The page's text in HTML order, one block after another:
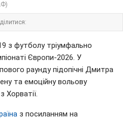
з футболу тріумфально
Європи-2026. У
раунду підопічні Дмитра
та емоційну вольову
Хорватії.
з посиланням на